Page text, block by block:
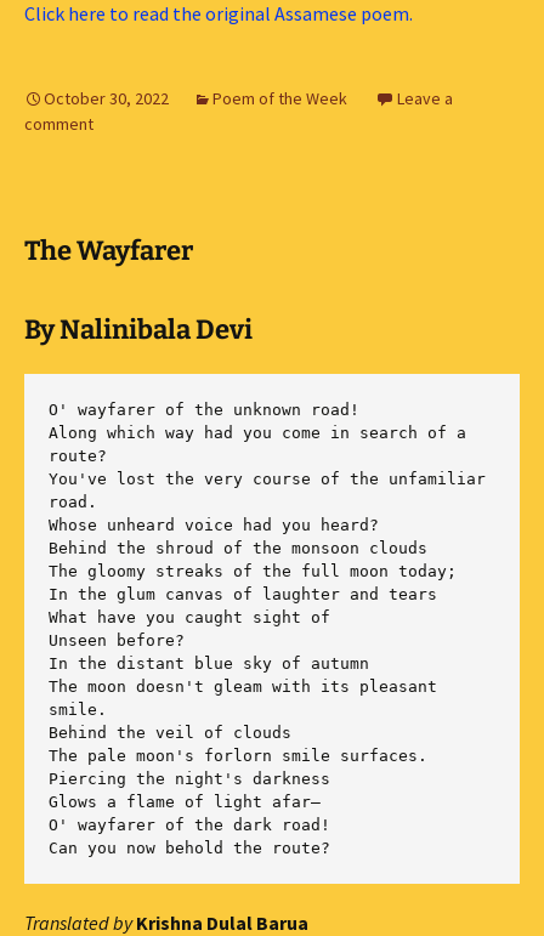
Click here to read the original Assamese poem.
October 30, 2022 Poem of the Week
Leave a
comment
The Wayfarer
By Nalinibala Devi
O' wayfarer of the unknown road!
Along which way had you come in search of a
route?
You've lost the very course of the unfamiliar
road.
Whose unheard voice had you heard?
Behind the shroud of the monsoon clouds
The gloomy streaks of the full moon today;
In the glum canvas of laughter and tears
What have you caught sight of
Unseen before?
In the distant blue sky of autumn
The moon doesn't gleam with its pleasant
smile.
Behind the veil of clouds
The pale moon's forlorn smile surfaces.
Piercing the night's darkness
Glows a flame of light afar—
O' wayfarer of the dark road!
Can you now behold the route?
Translated by Krishna Dulal Barua